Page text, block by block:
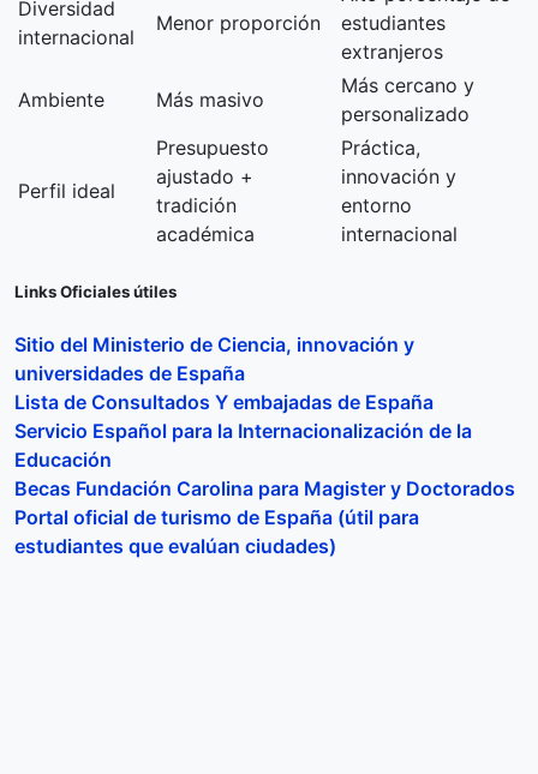
Diversidad
internacional
Menor proporción
estudiantes
extranjeros
Ambiente
Más masivo
Más cercano y
personalizado
Perfil ideal
Presupuesto
ajustado +
tradición
académica
Práctica,
innovación y
entorno
internacional
Links Oficiales útiles
Sitio del Ministerio de Ciencia, innovación y
universidades de España
Lista de Consultados Y embajadas de España
Servicio Español para la Internacionalización de la
Educación
Becas Fundación Carolina para Magister y Doctorados
Portal oficial de turismo de España (útil para
estudiantes que evalúan ciudades)